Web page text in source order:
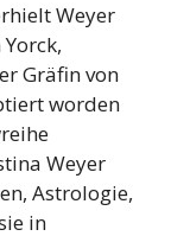
Weyer
Gräfin von
worden
Weyer
Astrologie,
in